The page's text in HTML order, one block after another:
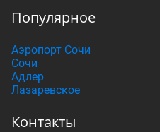
Популярное
Аэропорт Сочи
Сочи
Адлер
Лазаревское
Контакты